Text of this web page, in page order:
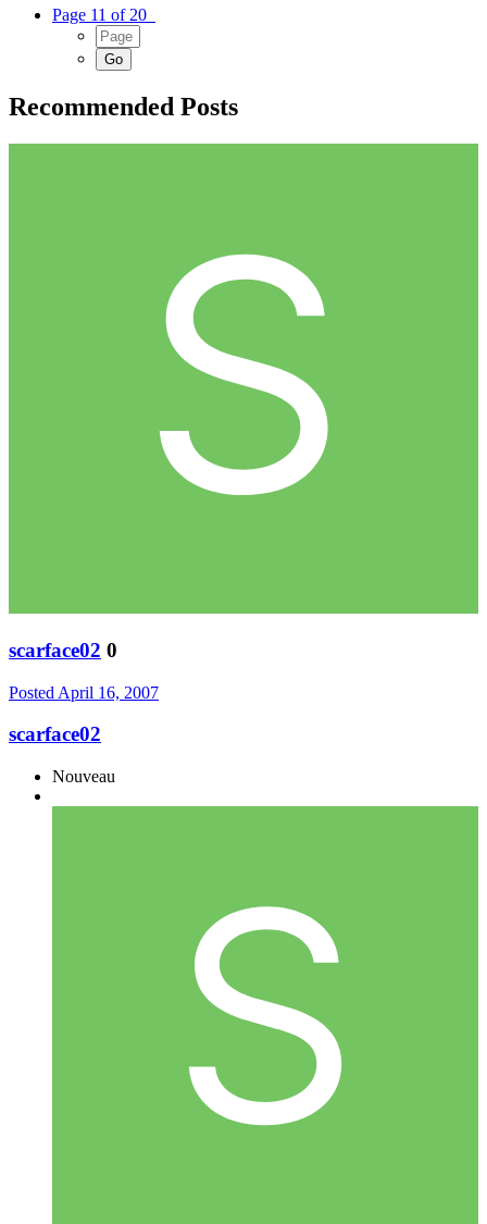
Page 11 of 20
Recommended Posts
scarface02 0
Posted April 16, 2007
scarface02
Nouveau